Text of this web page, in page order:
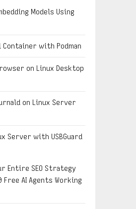
Models Using
with Podman
on Linux Desktop
on Linux Server
Server with USBGuard
Entire SEO Strategy
Free AI Agents Working